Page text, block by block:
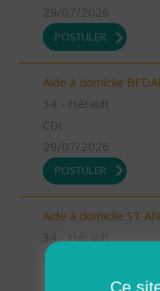
29/07/2026
POSTULER
Aide à domicile
34 - Hérault
CDI
29/07/2026
POSTULER
Aide à domicile ST
34 - Hérault
CDD
Ce